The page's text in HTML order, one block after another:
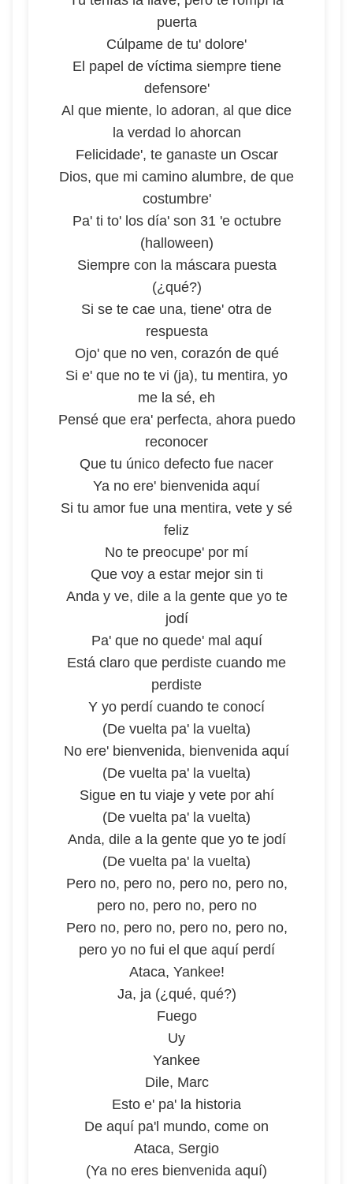
puerta
Cúlpame de tu' dolore'
El papel de víctima siempre tiene
defensore'
Al que miente, lo adoran, al que dice
la verdad lo ahorcan
Felicidade', te ganaste un Oscar
Dios, que mi camino alumbre, de que
costumbre'
Pa' ti to' los día' son 31 'e octubre
(halloween)
Siempre con la máscara puesta
(¿qué?)
Si se te cae una, tiene' otra de
respuesta
Ojo' que no ven, corazón de qué
Si e' que no te vi (ja), tu mentira, yo
me la sé, eh
Pensé que era' perfecta, ahora puedo
reconocer
Que tu único defecto fue nacer
Ya no ere' bienvenida aquí
Si tu amor fue una mentira, vete y sé
feliz
No te preocupe' por mí
Que voy a estar mejor sin ti
Anda y ve, dile a la gente que yo te
jodí
Pa' que no quede' mal aquí
Está claro que perdiste cuando me
perdiste
Y yo perdí cuando te conocí
(De vuelta pa' la vuelta)
No ere' bienvenida, bienvenida aquí
(De vuelta pa' la vuelta)
Sigue en tu viaje y vete por ahí
(De vuelta pa' la vuelta)
Anda, dile a la gente que yo te jodí
(De vuelta pa' la vuelta)
Pero no, pero no, pero no, pero no,
pero no, pero no, pero no
Pero no, pero no, pero no, pero no,
pero yo no fui el que aquí perdí
Ataca, Yankee!
Ja, ja (¿qué, qué?)
Fuego
Uy
Yankee
Dile, Marc
Esto e' pa' la historia
De aquí pa'l mundo, come on
Ataca, Sergio
(Ya no eres bienvenida aquí)